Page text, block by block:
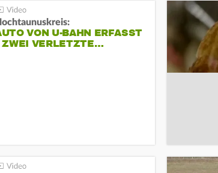
VON U-BAHN ERFASST
ZWEI VERLETZTE…